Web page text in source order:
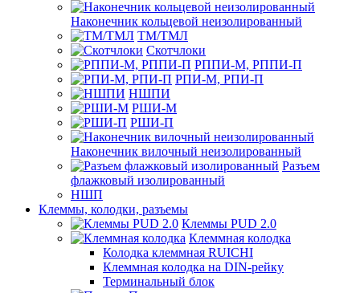
Наконечник кольцевой неизолированный
ТМ/ТМЛ
Скотчлоки
РППИ-М, РППИ-П
РПИ-М, РПИ-П
НШПИ
РШИ-М
РШИ-П
Наконечник вилочный неизолированный
Разъем
флажковый изолированный
НШП
Клеммы, колодки, разъемы
Клеммы PUD 2.0
Клеммная колодка
Колодка клеммная RUICHI
Клеммная колодка на DIN-рейку
Терминальный блок